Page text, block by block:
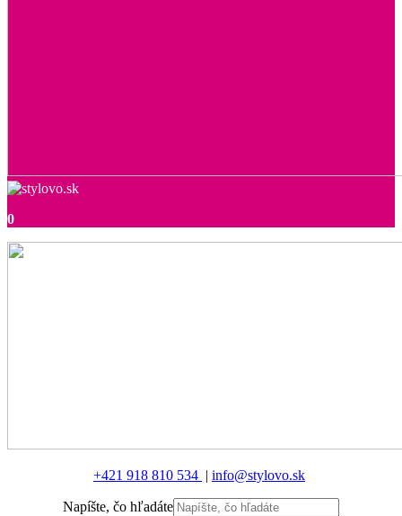
0
+421 918 810 534 | info@stylovo.sk
Napíšte, čo hľadáte